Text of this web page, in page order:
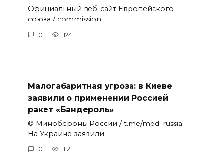
Официальный веб-сайт Европейского
союза / commission.
0 124
Малогабаритная угроза: в Киеве
заявили о применении Россией
ракет «Бандероль»
© Минобороны России / t.me/mod_russia
На Украине заявили
0 112